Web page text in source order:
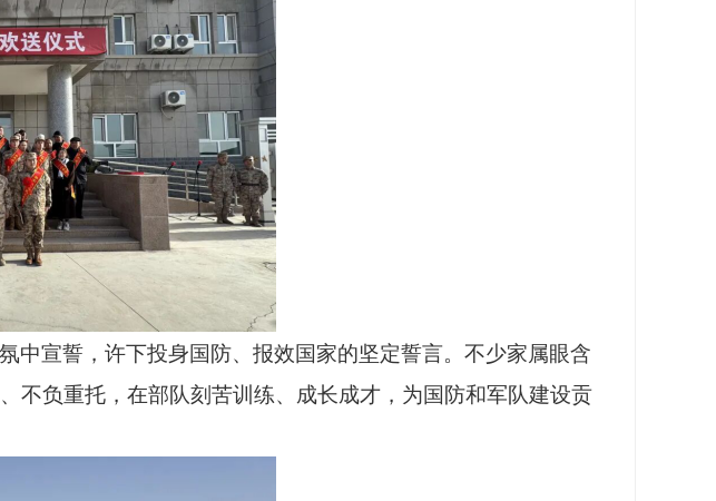
中宣誓，许下投身国防、报效国家的坚定誓言。不少家属眼含
不负重托，在部队刻苦训练、成长成才，为国防和军队建设贡